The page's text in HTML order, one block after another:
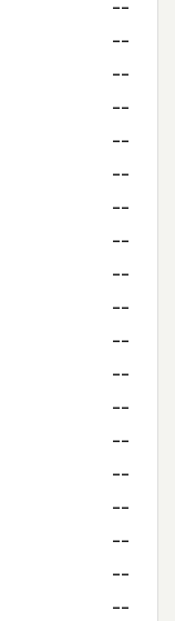
--
--
--
--
--
--
--
--
--
--
--
--
--
--
--
--
--
--
--